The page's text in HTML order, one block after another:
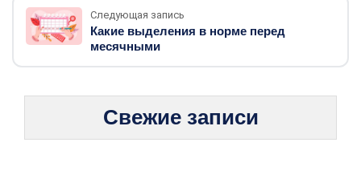
Следующая запись
Какие выделения в норме перед
месячными
Свежие записи